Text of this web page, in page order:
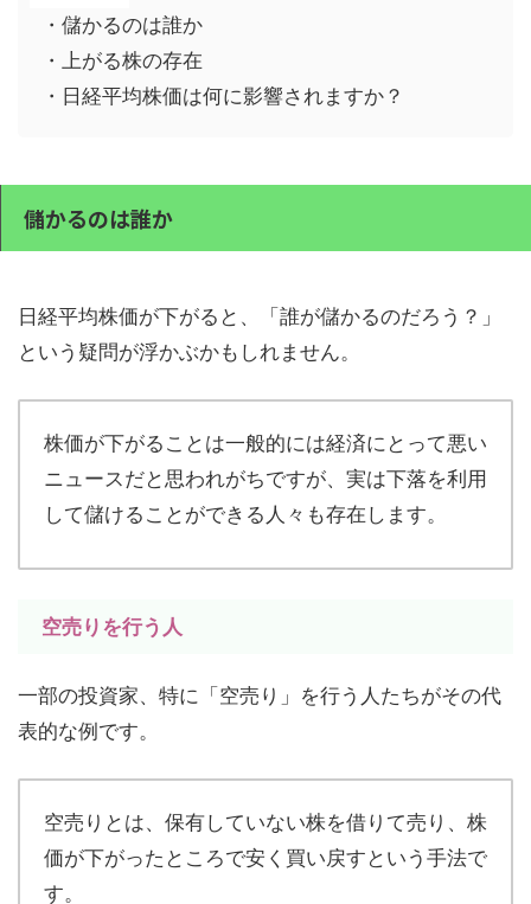
・儲かるのは誰か
・上がる株の存在
・日経平均株価は何に影響されますか？
儲かるのは誰か
日経平均株価が下がると、「誰が儲かるのだろう？」
という疑問が浮かぶかもしれません。
株価が下がることは一般的には経済にとって悪い
ニュースだと思われがちですが、実は下落を利用
して儲けることができる人々も存在します。
空売りを行う人
一部の投資家、特に「空売り」を行う人たちがその代
表的な例です。
空売りとは、保有していない株を借りて売り、株
価が下がったところで安く買い戻すという手法で
す。